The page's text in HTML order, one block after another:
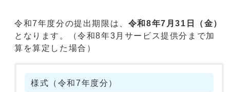
令和7年度分の提出期限は、 令和8年7月31日（金）
となります。（令和8年3月サービス提供分まで加
算を算定した場合）
様式（令和7年度分）